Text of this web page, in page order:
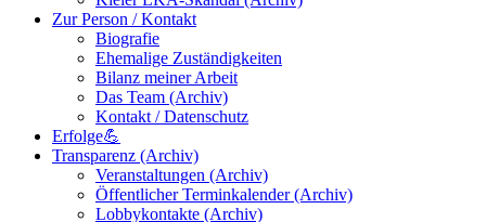
Zur Person / Kontakt
Biografie
Ehemalige Zuständigkeiten
Bilanz meiner Arbeit
Das Team (Archiv)
Kontakt / Datenschutz
Erfolge💪
Transparenz (Archiv)
Veranstaltungen (Archiv)
Öffentlicher Terminkalender (Archiv)
Lobbykontakte (Archiv)